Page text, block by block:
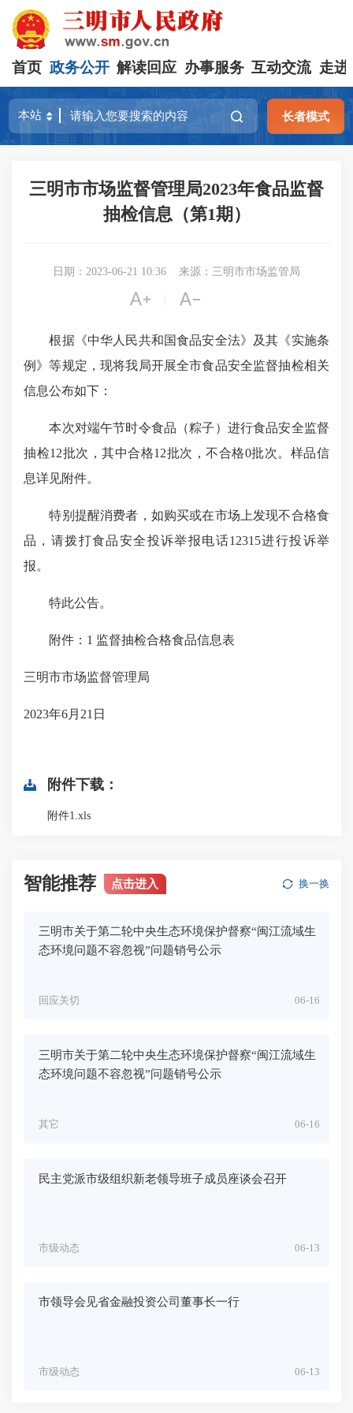
首页 政务公开 解读回应 办事服务 互动交流 走进
长者模式
三明市市场监督管理局2023年食品监督
抽检信息（第1期）
日期：2023-06-21 10:36 来源：三明市市场监管局
 
根据《中华人民共和国食品安全法》及其《实施条
例》等规定，现将我局开展全市食品安全监督抽检相关
信息公布如下：
本次对端午节时令食品（粽子）进行食品安全监督
抽检12批次，其中合格12批次，不合格0批次。样品信
息详见附件。
特别提醒消费者，如购买或在市场上发现不合格食
品，请拨打食品安全投诉举报电话12315进行投诉举
报。
特此公告。
附件：1 监督抽检合格食品信息表
三明市市场监督管理局
2023年6月21日
附件下载：
附件1.xls
智能推荐 点击进入 换一换
三明市关于第二轮中央生态环境保护督察“闽江流域生
态环境问题不容忽视”问题销号公示
06-16
回应关切
三明市关于第二轮中央生态环境保护督察“闽江流域生
态环境问题不容忽视”问题销号公示
06-16
其它
民主党派市级组织新老领导班子成员座谈会召开
06-13
市级动态
市领导会见省金融投资公司董事长一行
06-13
市级动态